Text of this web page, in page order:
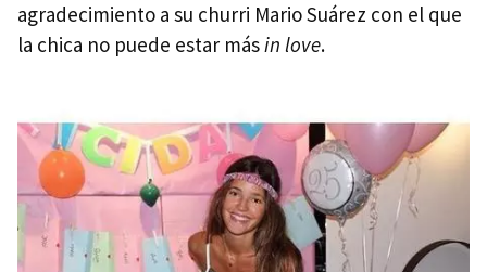
agradecimiento a su churri Mario Suárez con el que
la chica no puede estar másin love.